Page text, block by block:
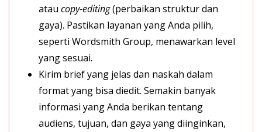
atau copy-editing(perbaikan struktur dan
gaya). Pastikan layanan yang Anda pilih,
seperti Wordsmith Group, menawarkan level
yang sesuai.
Kirim brief yang jelas dan naskah dalam
format yang bisa diedit. Semakin banyak
informasi yang Anda berikan tentang
audiens, tujuan, dan gaya yang diinginkan,